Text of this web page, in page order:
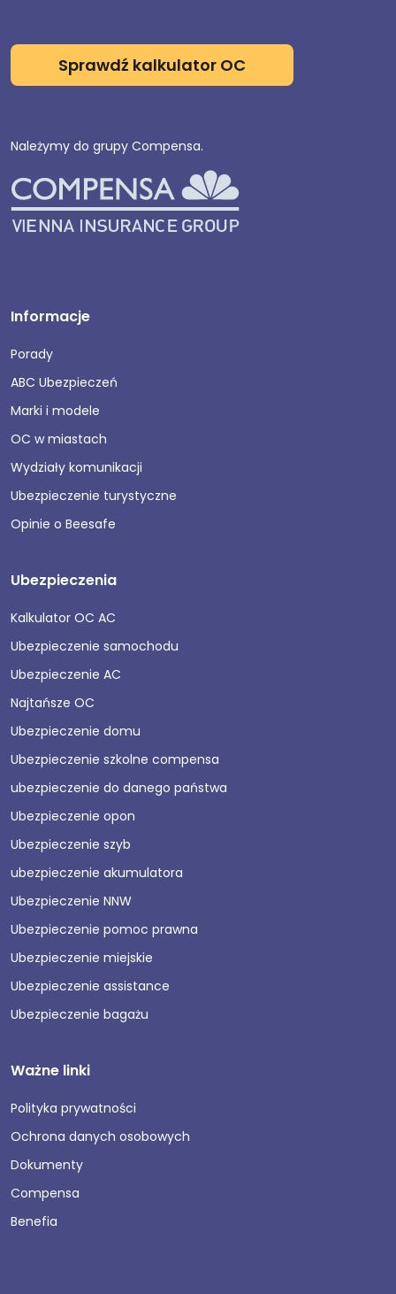
Sprawdź kalkulator OC
Należymy do grupy Compensa.
Informacje
Porady
ABC Ubezpieczeń
Marki i modele
OC w miastach
Wydziały komunikacji
Ubezpieczenie turystyczne
Opinie o Beesafe
Ubezpieczenia
Kalkulator OC AC
Ubezpieczenie samochodu
Ubezpieczenie AC
Najtańsze OC
Ubezpieczenie domu
Ubezpieczenie szkolne compensa
ubezpieczenie do danego państwa
Ubezpieczenie opon
Ubezpieczenie szyb
ubezpieczenie akumulatora
Ubezpieczenie NNW
Ubezpieczenie pomoc prawna
Ubezpieczenie miejskie
Ubezpieczenie assistance
Ubezpieczenie bagażu
Ważne linki
Polityka prywatności
Ochrona danych osobowych
Dokumenty
Compensa
Benefia